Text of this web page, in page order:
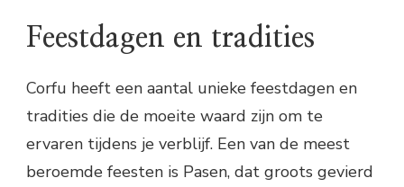
Feestdagen en tradities
Corfu heeft een aantal unieke feestdagen en
tradities die de moeite waard zijn om te
ervaren tijdens je verblijf. Een van de meest
beroemde feesten is Pasen, dat groots gevierd